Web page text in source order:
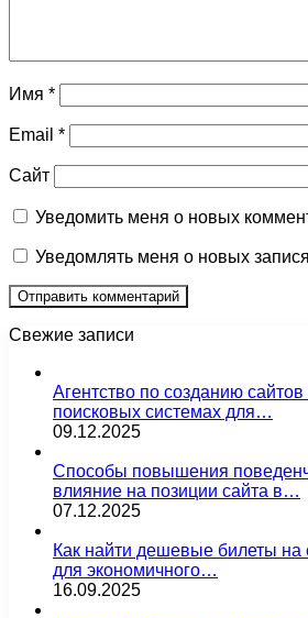
Имя *
Email *
Сайт
Уведомить меня о новых
Уведомлять меня о новых
Свежие записи
Агентство по созданию
поисковых системах для…
09.12.2025
Способы повышения
влияние на позиции сайта в…
07.12.2025
Как найти дешевые билеты на
для экономичного…
16.09.2025